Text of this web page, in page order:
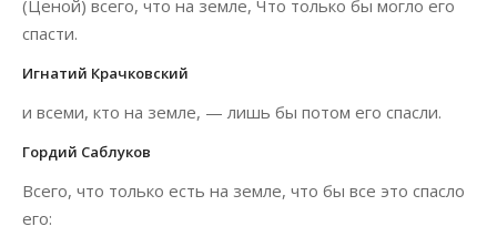
(Ценой) всего, что на земле, Что только бы могло его
спасти.
Игнатий Крачковский
и всеми, кто на земле, — лишь бы потом его спасли.
Гордий Саблуков
Всего, что только есть на земле, что бы все это спасло
его: